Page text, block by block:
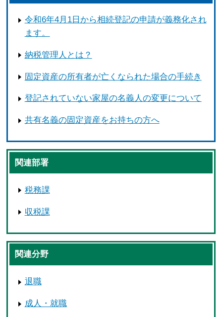
令和6年4月1日から相続登記の申請が義務化され
ます。
納税管理人とは？
固定資産の所有者が亡くなられた場合の手続き
登記されていない家屋の名義人の変更について
共有名義の固定資産をお持ちの方へ
関連部署
税務課
収税課
関連分野
退職
成人・就職